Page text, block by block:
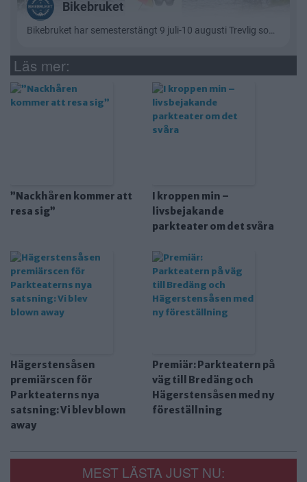
Läs mer:
”Nackhåren kommer att
resa sig”
I kroppen min –
livsbejakande
parkteater om det svåra
Hägerstensåsen
premiärscen för
Parkteaterns nya
satsning: Vi blev blown
away
Premiär: Parkteatern på
väg till Bredäng och
Hägerstensåsen med ny
föreställning
MEST LÄSTA JUST NU: